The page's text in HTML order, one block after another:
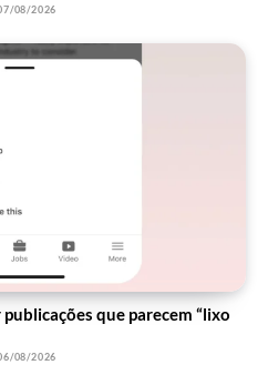
08/2026
que parecem “lixo
08/2026